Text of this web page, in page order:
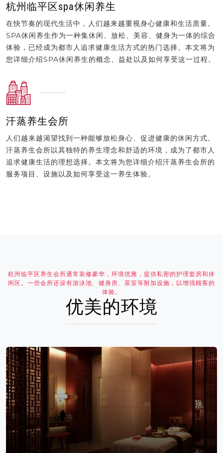
杭州临平区spa休闲养生
在快节奏的现代生活中，人们越来越重视身心健康和生活质量。
SPA休闲养生作为一种集休闲、放松、美容、健身为一体的综合
体验，已经成为都市人追求健康生活方式的热门选择。本文将为
您详细介绍SPA休闲养生的概念、益处以及如何享受这一过程。
汗蒸养生会所
人们越来越渴望找到一种能够放松身心、促进健康的休闲方式。
汗蒸养生会所以其独特的养生理念和舒适的环境，成为了都市人
追求健康生活的理想选择。本文将为您详细介绍汗蒸养生会所的
服务项目、设施以及如何享受这一养生体验。
杭州临平区养生会所通常装修豪华，环境优雅，提供私密的护理套房和休
闲区。一些会所还设有游泳池、健身房、茶室等附加设施，以增强顾客的
体验。
优美的环境